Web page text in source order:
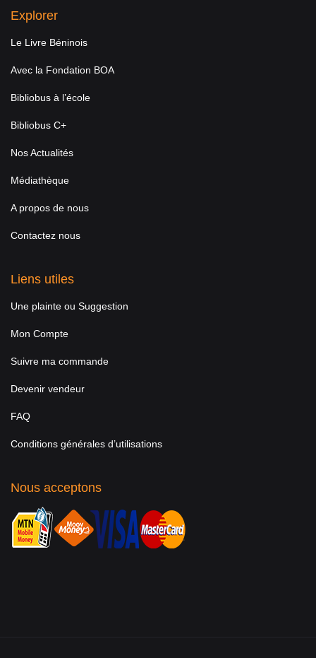
Explorer
Le Livre Béninois
Avec la Fondation BOA
Bibliobus à l’école
Bibliobus C+
Nos Actualités
Médiathèque
A propos de nous
Contactez nous
Liens utiles
Une plainte ou Suggestion
Mon Compte
Suivre ma commande
Devenir vendeur
FAQ
Conditions générales d’utilisations
Nous acceptons